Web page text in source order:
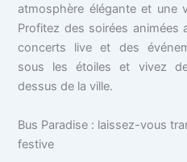
atmosphère élégante et une
Profitez des soirées animées
concerts live et des
sous les étoiles et vivez
dessus de la ville.
Bus Paradise : laissez-vous
festive